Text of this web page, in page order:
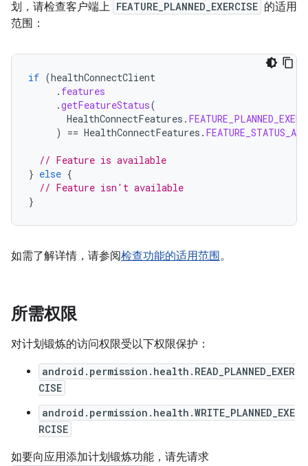
划，请检查客户端上 FEATURE_PLANNED_EXERCISE 的适用
范围：
if (healthConnectClient
. features
.getFeatureStatus(
HealthConnectFeatures .
)
== HealthConnectFeatures .
// Feature is available
} else {
// Feature isn't available
}
如需了解详情，请参阅检查功能的适用范围。
所需权限
对计划锻炼的访问权限受以下权限保护：
android.permission.health.READ_PLANNED_EXER
CISE
android.permission.health.WRITE_PLANNED_EXE
RCISE
如要向应用添加计划锻炼功能，请先请求